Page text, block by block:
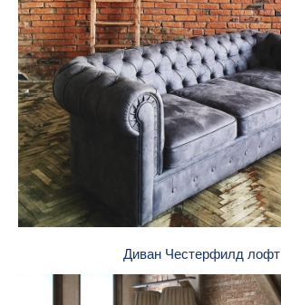
Диван Честерфилд лофт